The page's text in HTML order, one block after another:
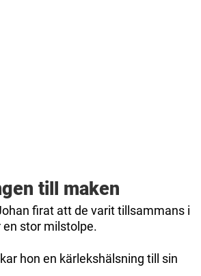
till maken
firat att de varit tillsammans i
en stor milstolpe.
hon en kärlekshälsning till sin